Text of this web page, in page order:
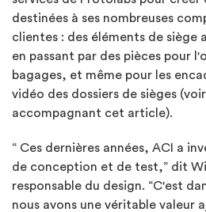
destinées à ses nombreuses
clientes : des éléments de
en passant par des pièces pour
bagages, et même pour les
vidéo des dossiers de sièges
accompagnant cet article).
“ Ces dernières années, ACI a
de conception et de test,” dit
responsable du design. “C'est
nous avons une véritable valeur